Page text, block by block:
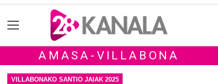
AMASA-VILLABONA
VILLABONAKO SANTIO JAIAK 2025